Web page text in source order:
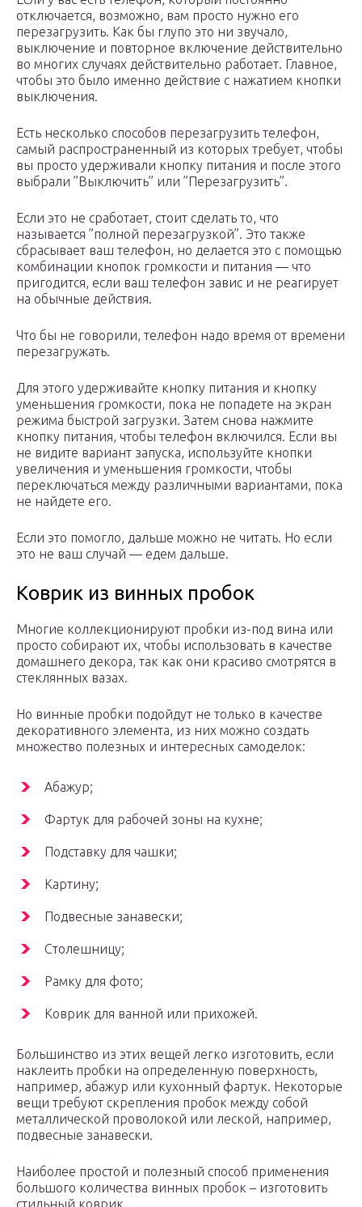
отключается, возможно, вам просто нужно его
перезагрузить. Как бы глупо это ни звучало,
выключение и повторное включение действительно
во многих случаях действительно работает. Главное,
чтобы это было именно действие с нажатием кнопки
выключения.
Есть несколько способов перезагрузить телефон,
самый распространенный из которых требует, чтобы
вы просто удерживали кнопку питания и после этого
выбрали ”Выключить” или ”Перезагрузить”.
Если это не сработает, стоит сделать то, что
называется ”полной перезагрузкой”. Это также
сбрасывает ваш телефон, но делается это с помощью
комбинации кнопок громкости и питания — что
пригодится, если ваш телефон завис и не реагирует
на обычные действия.
Что бы не говорили, телефон надо время от времени
перезагружать.
Для этого удерживайте кнопку питания и кнопку
уменьшения громкости, пока не попадете на экран
режима быстрой загрузки. Затем снова нажмите
кнопку питания, чтобы телефон включился. Если вы
не видите вариант запуска, используйте кнопки
увеличения и уменьшения громкости, чтобы
переключаться между различными вариантами, пока
не найдете его.
Если это помогло, дальше можно не читать. Но если
это не ваш случай — едем дальше.
Коврик из винных пробок
Многие коллекционируют пробки из-под вина или
просто собирают их, чтобы использовать в качестве
домашнего декора, так как они красиво смотрятся в
стеклянных вазах.
Но винные пробки подойдут не только в качестве
декоративного элемента, из них можно создать
множество полезных и интересных самоделок:
Абажур;
Фартук для рабочей зоны на кухне;
Подставку для чашки;
Картину;
Подвесные занавески;
Столешницу;
Рамку для фото;
Коврик для ванной или прихожей.
Большинство из этих вещей легко изготовить, если
наклеить пробки на определенную поверхность,
например, абажур или кухонный фартук. Некоторые
вещи требуют скрепления пробок между собой
металлической проволокой или леской, например,
подвесные занавески.
Наиболее простой и полезный способ применения
большого количества винных пробок – изготовить
стильный коврик.